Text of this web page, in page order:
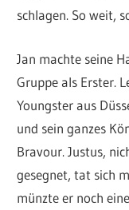
schlagen. So weit,
Jan machte seine
Gruppe als Erster.
Youngster aus
und sein ganzes
Bravour. Justus,
gesegnet, tat sich
münzte er noch